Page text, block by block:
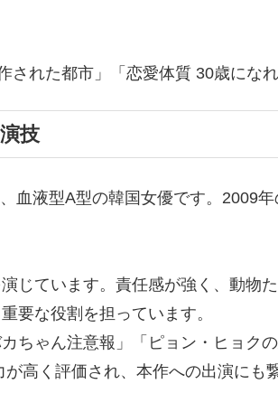
された都市」「恋愛体質 30歳になれ
技
血液型A型の韓国女優です。2009
じています。責任感が強く、動物
要な役割を担っています。
ちゃん注意報」「ピョン・ヒョク
高く評価され、本作への出演にも